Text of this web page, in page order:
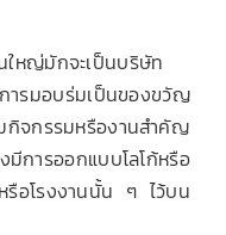
หญ่มักจะเป็นบริษัท
รมอบร่มเป็นของขวัญ
กิจกรรมหรืองานสำคัญ
ารออกแบบโลโก้หรือ
รือโรงงานนั้น ๆ ไว้บน